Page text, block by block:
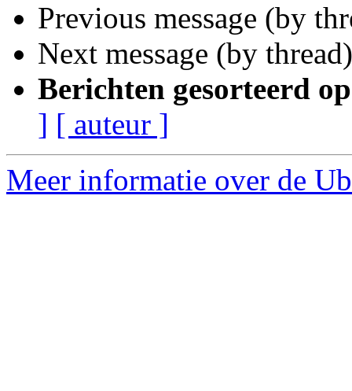
Previous message (by
Next message (by
Berichten gesorteerd
] [ auteur ]
Meer informatie over de